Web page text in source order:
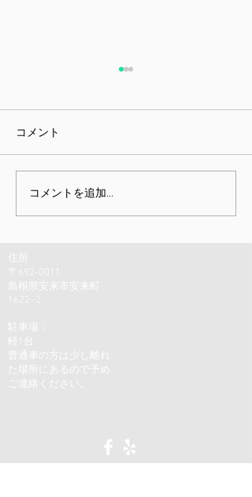
課題指向型訓練雑感
コメント
コメントを追加…
住所
島根県安来市安来町
駐車場：
軽1台
普通車の方は少し離れ
た場所にあるので予め
ご連絡ください。